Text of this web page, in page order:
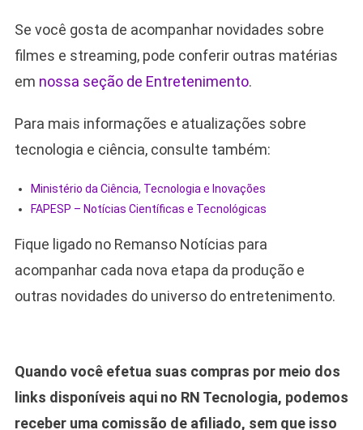
Se você gosta de acompanhar novidades sobre
filmes e streaming, pode conferir outras matérias
em nossa seção de Entretenimento.
Para mais informações e atualizações sobre
tecnologia e ciência, consulte também:
Ministério da Ciência, Tecnologia e Inovações
FAPESP – Notícias Científicas e Tecnológicas
Fique ligado no Remanso Notícias para
acompanhar cada nova etapa da produção e
outras novidades do universo do entretenimento.
Quando você efetua suas compras por meio dos
links disponíveis aqui no RN Tecnologia, podemos
receber uma comissão de afiliado, sem que isso